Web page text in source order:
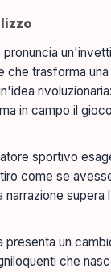
pronuncia
che trasforma
in campo il
sportivo
come se
narrazione supera
presenta un
che